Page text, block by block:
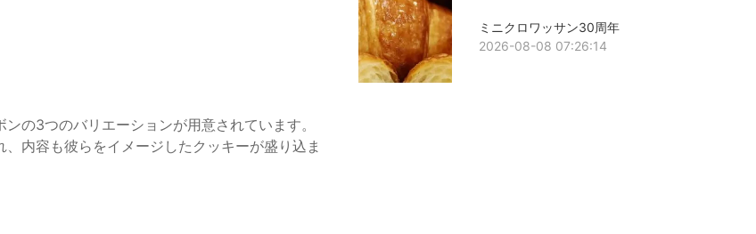
の3つのバリエーションが用意されています。
内容も彼らをイメージしたクッキーが盛り込ま
ミニクロワッサン30周年
2026-08-08 07:26:14